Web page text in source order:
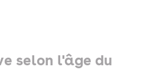
selon l'âge du